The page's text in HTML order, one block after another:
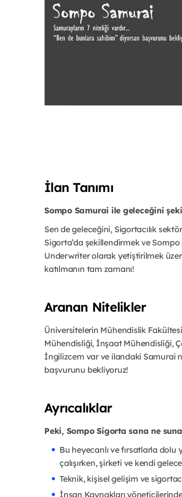
İlan Tanımı
Sompo Samurai ile geleceğini
Sen de geleceğini, Sigortacılık
Sigorta’da şekillendirmek ve
Underwriter olarak yetiştirilmek
katılmanın tam zamanı!
Aranan Nitelikler
Üniversitelerin Mühendislik
Mühendisliği, İnşaat Mühendisliği,
İngilizcem var ve ilandaki Samurai
başvurunu bekliyoruz!
Ayrıcalıklar
Peki, Sompo Sigorta sana ne
Bu heyecanlı ve fırsatlarla
çalışırken, şirketi ve kendi
Teknik, kişisel gelişim ve
İnsan Kaynakları